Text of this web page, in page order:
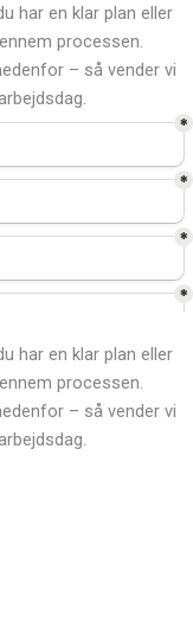
har en klar plan eller
processen.
– så vender vi
har en klar plan eller
processen.
– så vender vi